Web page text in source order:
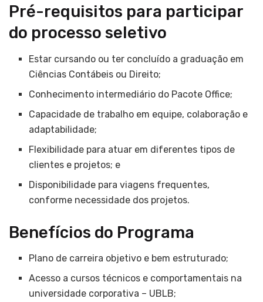
Pré-requisitos para participar
do processo seletivo
Estar cursando ou ter concluído a graduação em
Ciências Contábeis ou Direito;
Conhecimento intermediário do Pacote Office;
Capacidade de trabalho em equipe, colaboração e
adaptabilidade;
Flexibilidade para atuar em diferentes tipos de
clientes e projetos; e
Disponibilidade para viagens frequentes,
conforme necessidade dos projetos.
Benefícios do Programa
Plano de carreira objetivo e bem estruturado;
Acesso a cursos técnicos e comportamentais na
universidade corporativa – UBLB;